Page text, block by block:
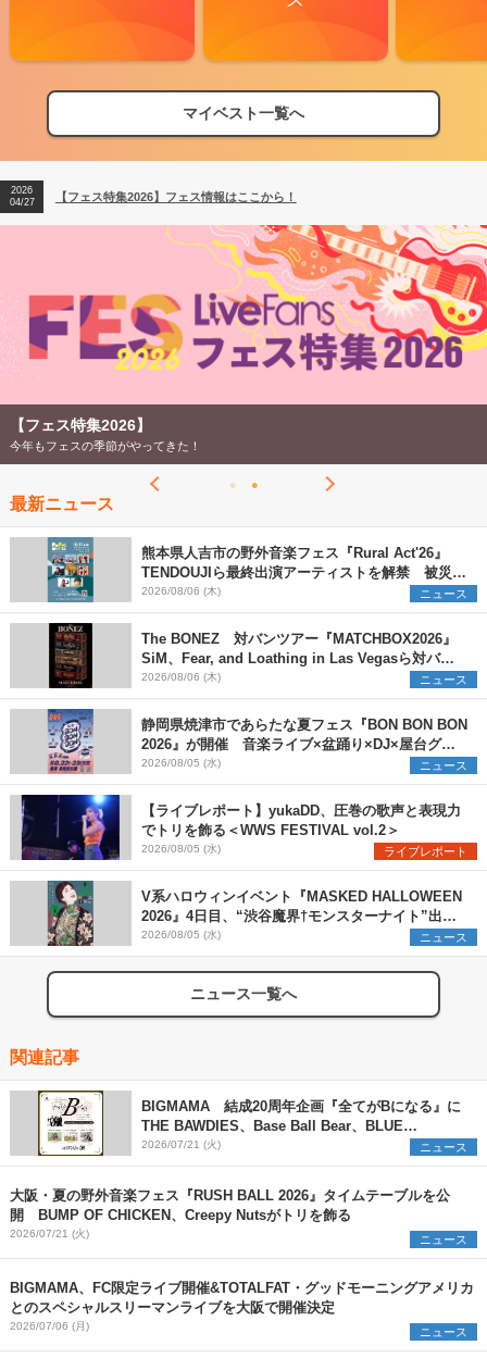
マイベスト一覧へ
【フェス特集2026】フェス情報はここから！
【ライブ動員ランキング】2026年上半期編発表！
2026
04/27
【フェス特集2026】フェス情報はここから！
2026
【ライブ動員ランキング】2026年上半期編発表！
【フェス特集2026】
今年もフェスの季節がやってきた！
最新ニュース
熊本県人吉市の野外音楽フェス『Rural Act'26』
TENDOUJIら最終出演アーティストを解禁 被災地
支援プロジェクトの始動も発表
2026/08/06 (木) ニュース
The BONEZ 対バンツアー『MATCHBOX2026』
SiM、Fear, and Loathing in Las Vegasら対バン
アーティストを一斉解禁
2026/08/06 (木) ニュース
静岡県焼津市であらたな夏フェス『BON BON BON
2026』が開催 音楽ライブ×盆踊り×DJ×屋台グル
メ×ランタンナイトで彩る2日間
2026/08/05 (水) ニュース
【ライブレポート】yukaDD、圧巻の歌声と表現力
でトリを飾る＜WWS FESTIVAL vol.2＞
2026/08/05 (水) ライブレポート
V系ハロウィンイベント『MASKED HALLOWEEN
2026』4日目、“渋谷魔界†モンスターナイト”出演6
組を発表
2026/08/05 (水) ニュース
ニュース一覧へ
関連記事
BIGMAMA 結成20周年企画『全てがBになる』に
THE BAWDIES、Base Ball Bear、BLUE
ENCOUNTの出演が決定
2026/07/21 (火) ニュース
大阪・夏の野外音楽フェス『RUSH BALL 2026』タイムテーブルを公
開 BUMP OF CHICKEN、Creepy Nutsがトリを飾る
2026/07/21 (火) ニュース
BIGMAMA、FC限定ライブ開催&TOTALFAT・グッドモーニングアメリカ
とのスペシャルスリーマンライブを大阪で開催決定
2026/07/06 (月) ニュース